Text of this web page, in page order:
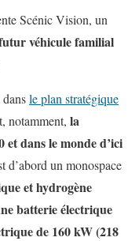
Scénic Vision, un
véhicule familial
le plan stratégique
notamment, la
dans le monde d’ici
d’abord un monospace
et hydrogène
batterie électrique
de 160 kW (218